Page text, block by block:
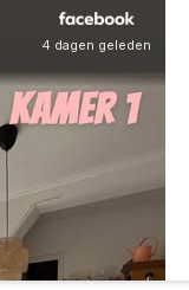
4 dagen geleden